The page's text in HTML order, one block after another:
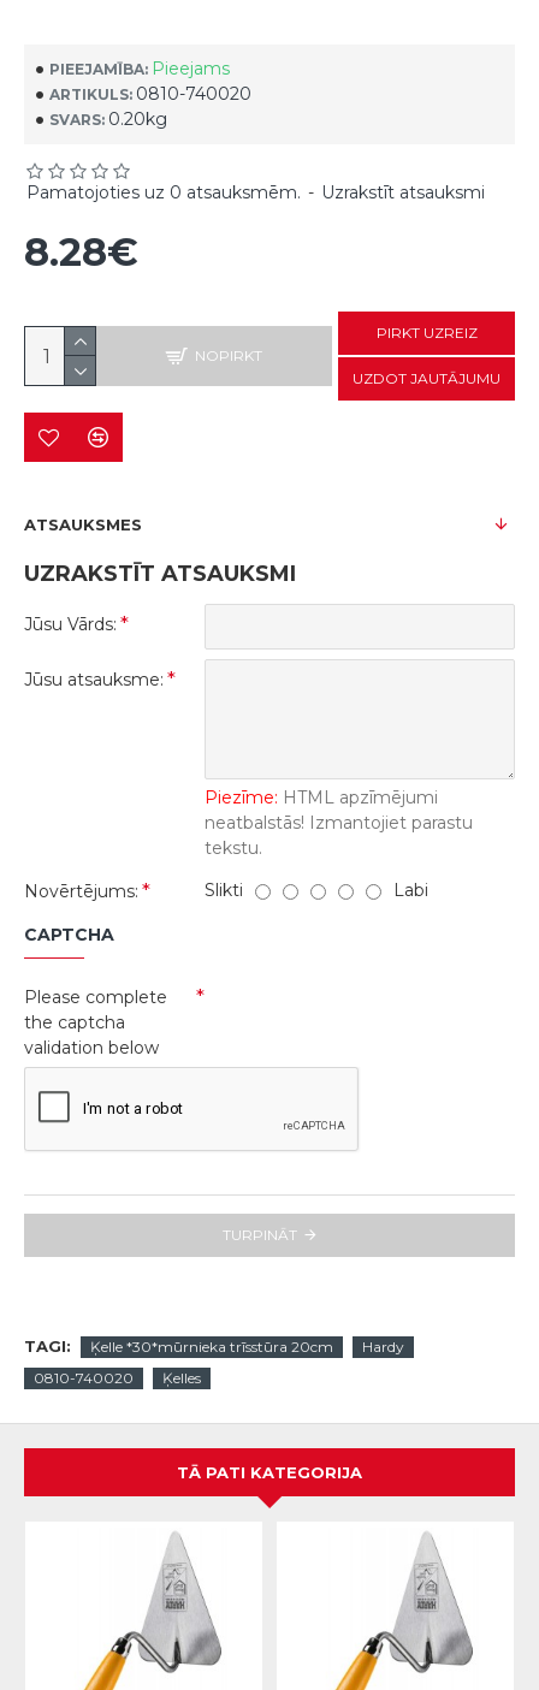
PIEEJAMĪBA: Pieejams
ARTIKULS: 0810-740020
SVARS: 0.20kg
Pamatojoties uz 0 atsauksmēm. - Uzrakstīt atsauksmi
8.28€
NOPIRKT
PIRKT UZREIZ
UZDOT JAUTĀJUMU
ATSAUKSMES
UZRAKSTĪT ATSAUKSMI
Jūsu Vārds:
Jūsu atsauksme:
Piezīme: HTML apzīmējumi
neatbalstās! Izmantojiet parastu
tekstu.
Novērtējums:
Slikti Labi
CAPTCHA
Please complete
the captcha
validation below
TURPINĀT
TAGI: Ķelle *30*mūrnieka trīsstūra 20cm
Hardy
0810-740020
Ķelles
TĀ PATI KATEGORIJA